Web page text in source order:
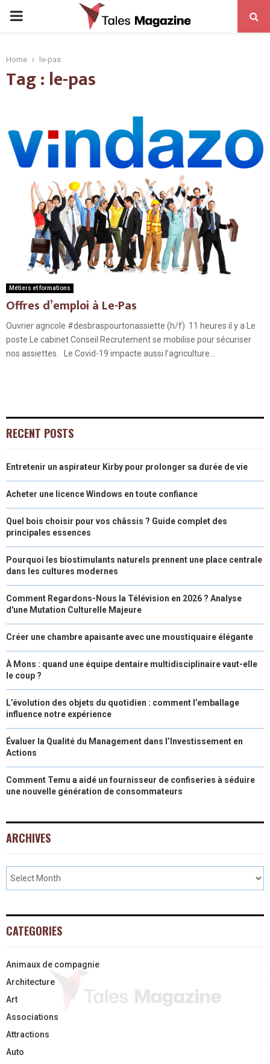
PRIMARY
Home le-pas
Tag : le-pas
Métiers et formations
Offres d’emploi à Le-Pas
Ouvrier agricole #desbraspourtonassiette (h/f) 11 heures il y a Le
poste Le cabinet Conseil Recrutement se mobilise pour sécuriser
nos assiettes. Le Covid-19 impacte aussi l’agriculture...
RECENT POSTS
Entretenir un aspirateur Kirby pour prolonger sa durée de vie
Acheter une licence Windows en toute confiance
Quel bois choisir pour vos châssis ? Guide complet des
principales essences
Pourquoi les biostimulants naturels prennent une place centrale
dans les cultures modernes
Comment Regardons-Nous la Télévision en 2026 ? Analyse
d'une Mutation Culturelle Majeure
Créer une chambre apaisante avec une moustiquaire élégante
À Mons : quand une équipe dentaire multidisciplinaire vaut-elle
le coup ?
L’évolution des objets du quotidien : comment l’emballage
influence notre expérience
Évaluer la Qualité du Management dans l’Investissement en
Actions
Comment Temu a aidé un fournisseur de confiseries à séduire
une nouvelle génération de consommateurs
ARCHIVES
CATEGORIES
Animaux de compagnie
Architecture
Art
Associations
Attractions
Auto